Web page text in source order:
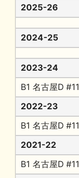
2025-26
2024-25
2023-24
B1 名古屋D #11
2022-23
B1 名古屋D #11
2021-22
B1 名古屋D #11